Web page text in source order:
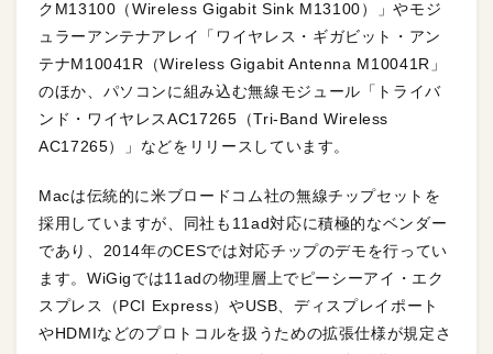
クM13100（Wireless Gigabit Sink M13100）」やモジ
ュラーアンテナアレイ「ワイヤレス・ギガビット・アン
テナM10041R（Wireless Gigabit Antenna M10041R」
のほか、パソコンに組み込む無線モジュール「トライバ
ンド・ワイヤレスAC17265（Tri-Band Wireless
AC17265）」などをリリースしています。
Macは伝統的に米ブロードコム社の無線チップセットを
採用していますが、同社も11ad対応に積極的なベンダー
であり、2014年のCESでは対応チップのデモを行ってい
ます。WiGigでは11adの物理層上でピーシーアイ・エク
スプレス（PCI Express）やUSB、ディスプレイポート
やHDMIなどのプロトコルを扱うための拡張仕様が規定さ